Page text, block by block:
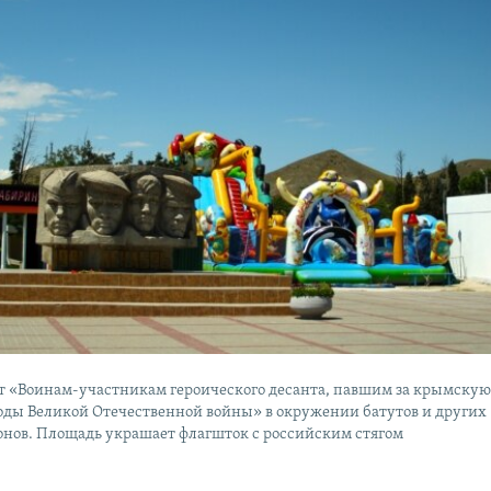
участникам героического десанта, павшим за крымскую
Великой Отечественной войны» в окружении батутов и других
Площадь украшает флагшток с российским стягом